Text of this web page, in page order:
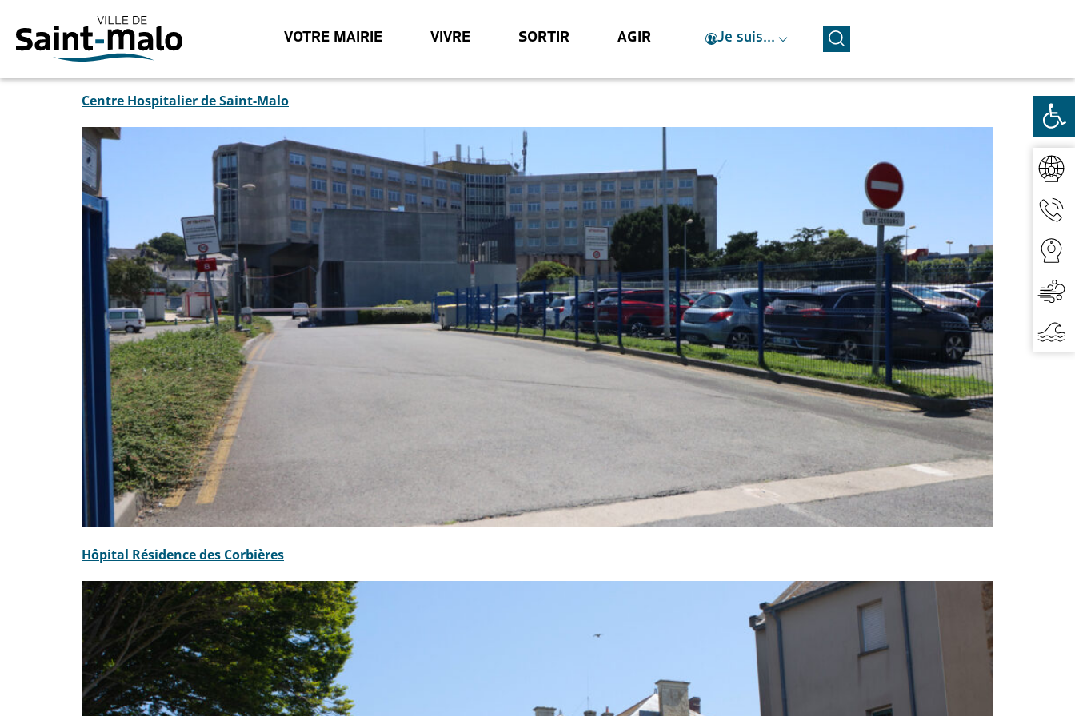
VOTRE MAIRIE VIVRE SORTIR AGIR Je suis... ⌵
Centre Hospitalier de Saint-Malo
Hôpital Résidence des Corbières